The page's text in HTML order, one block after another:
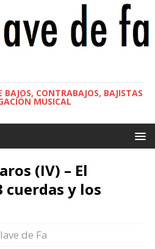
CONTRABAJOS, BAJISTAS
MUSICAL
(IV) – El
cuerdas y los
de Fa